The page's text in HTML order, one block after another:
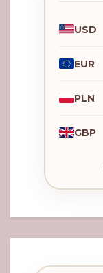
USD
EUR
PLN
GBP